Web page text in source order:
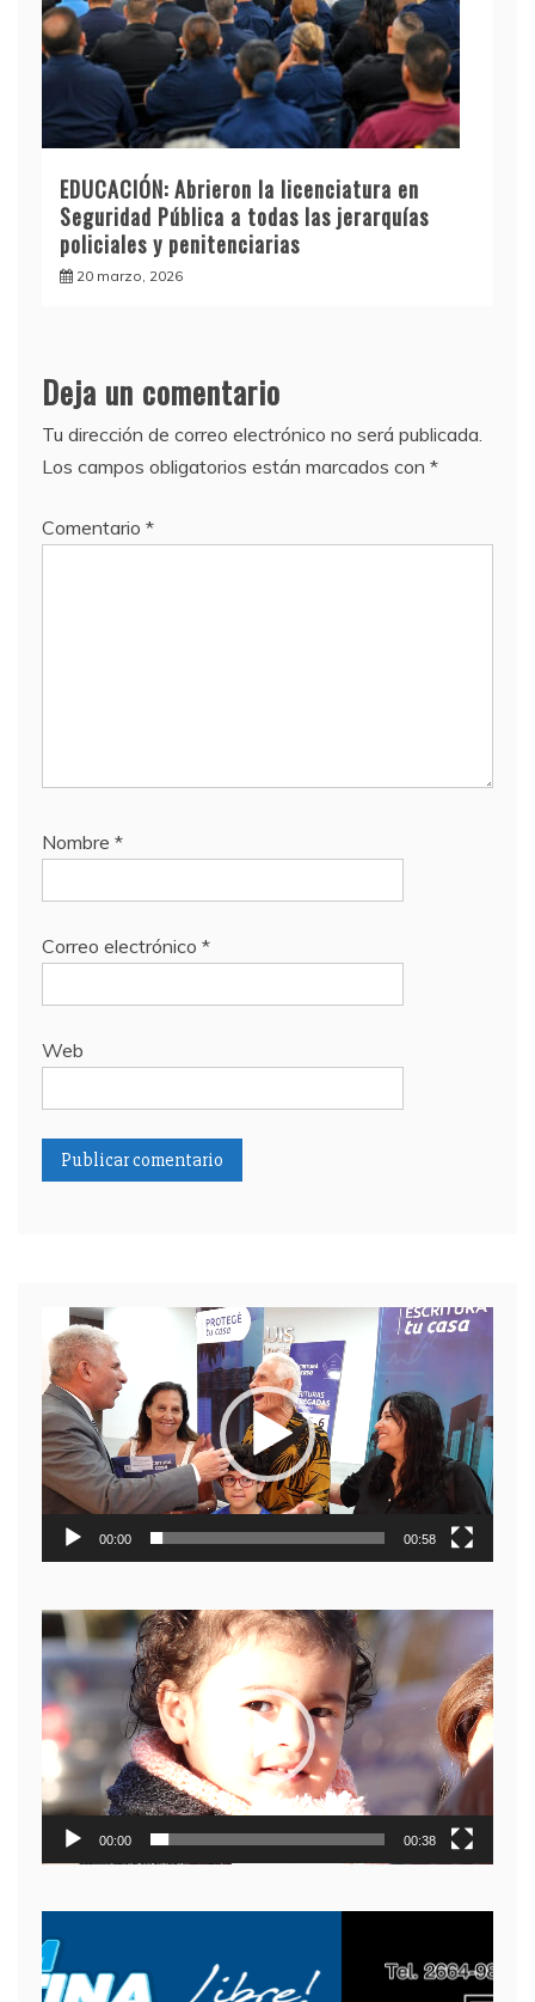
EDUCACIÓN: Abrieron la licenciatura en
Seguridad Pública a todas las jerarquías
policiales y penitenciarias
20 marzo, 2026
Deja un comentario
Tu dirección de correo electrónico no será publicada.
Los campos obligatorios están marcados con *
Comentario *
Nombre *
Correo electrónico *
Web
Reproductor
de
video
00:00 00:58
Reproductor
de
video
00:00 00:38